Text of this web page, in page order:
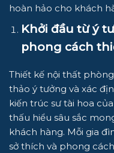
hoàn hảo cho khách
Khởi đầu từ ý
phong cách
Thiết kế nội thất
thảo ý tưởng và xác
kiến trúc sư tài hoa của
thấu hiểu sâu sắc
khách hàng. Mỗi gia
sở thích và phong